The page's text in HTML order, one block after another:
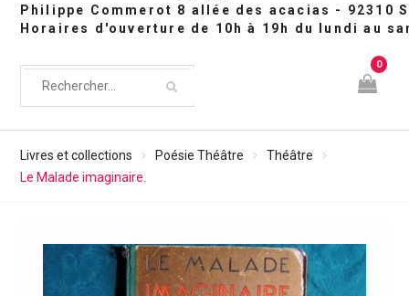
0
Livres et collections Poésie Théâtre
Théâtre
Le Malade imaginaire.